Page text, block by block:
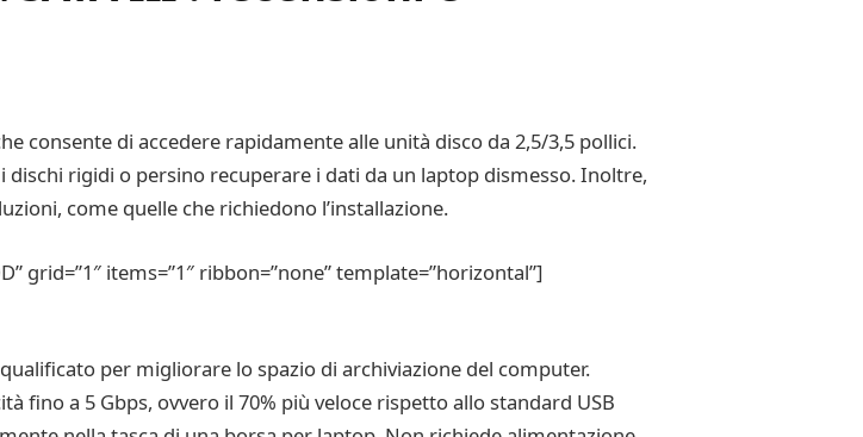
consente di accedere rapidamente alle unità disco da 2,5/3,5 pollici.
dischi rigidi o persino recuperare i dati da un laptop dismesso. Inoltre,
come quelle che richiedono l’installazione.
grid=”1″ items=”1″ ribbon=”none” template=”horizontal”]
per migliorare lo spazio di archiviazione del computer.
fino a 5 Gbps, ovvero il 70% più veloce rispetto allo standard USB